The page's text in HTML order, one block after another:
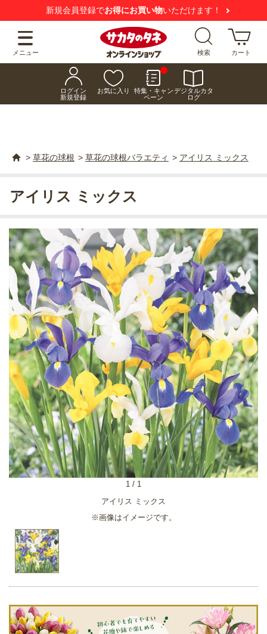
新規会員登録でお得にお買い物いただけます！
メニュー 検索 カート
ログイン
新規登録
お気に入り
特集・キャン
ペーン
デジタルカタ
ログ
> 草花の球根 > 草花の球根バラエティ > アイリス ミックス
アイリス ミックス
※画像はイメージです。
1 / 1
アイリス ミックス